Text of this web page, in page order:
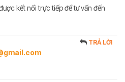
kết nối trực tiếp để tư vấn đến
TRẢ LỜI